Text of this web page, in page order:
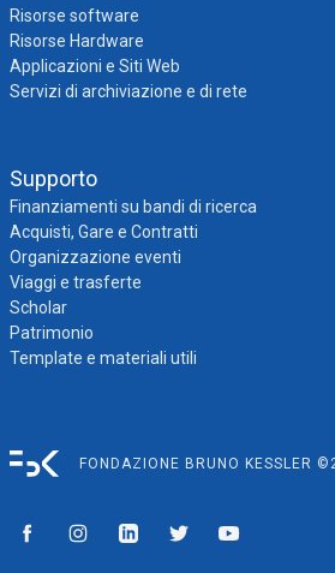
Risorse software
Risorse Hardware
Applicazioni e Siti Web
Servizi di archiviazione e di rete
Supporto
Finanziamenti su bandi di ricerca
Acquisti, Gare e Contratti
Organizzazione eventi
Viaggi e trasferte
Scholar
Patrimonio
Template e materiali utili
FONDAZIONE BRUNO KESSLER